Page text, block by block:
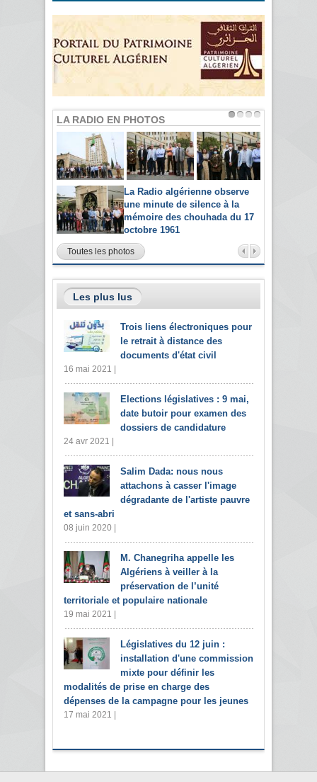
LA RADIO EN PHOTOS
La Radio algérienne observe
une minute de silence à la
mémoire des chouhada du 17
octobre 1961
Toutes les photos
Les plus lus
Trois liens électroniques pour
le retrait à distance des
documents d'état civil
16 mai 2021 |
Elections législatives : 9 mai,
date butoir pour examen des
dossiers de candidature
24 avr 2021 |
Salim Dada: nous nous
attachons à casser l'image
dégradante de l'artiste pauvre
et sans-abri
08 juin 2020 |
M. Chanegriha appelle les
Algériens à veiller à la
préservation de l’unité
territoriale et populaire nationale
19 mai 2021 |
Législatives du 12 juin :
installation d'une commission
mixte pour définir les
modalités de prise en charge des
dépenses de la campagne pour les jeunes
17 mai 2021 |